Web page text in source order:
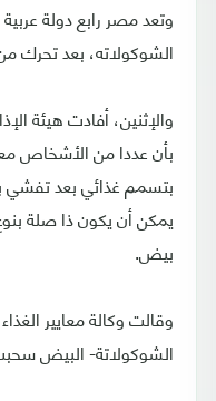
وتعد مصر رابع دولة
الشوكولاته، بعد تحرك
والإثنين، أفادت هيئة
بأن عددا من الأشخاص
بتسمم غذائي بعد تفشي
يمكن أن يكون ذا صلة
بيض.
وقالت وكالة معايير
الشوكولاتة- البيض